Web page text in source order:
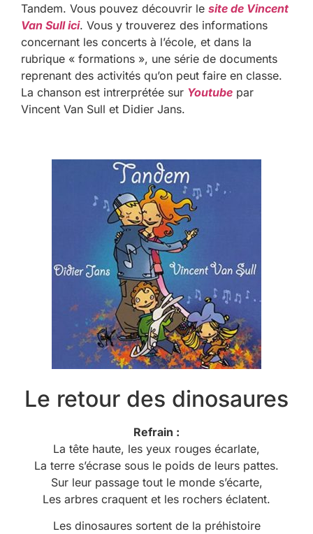
Tandem. Vous pouvez découvrir le site de Vincent
Van Sull ici. Vous y trouverez des informations
concernant les concerts à l’école, et dans la
rubrique « formations », une série de documents
reprenant des activités qu’on peut faire en classe.
La chanson est intrerprétée sur Youtube par
Vincent Van Sull et Didier Jans.
Le retour des dinosaures
Refrain :
La tête haute, les yeux rouges écarlate,
La terre s’écrase sous le poids de leurs pattes.
Sur leur passage tout le monde s’écarte,
Les arbres craquent et les rochers éclatent.
Les dinosaures sortent de la préhistoire